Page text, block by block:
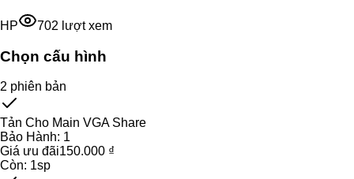
HP 702 lượt xem
Chọn cấu hình
2 phiên bản
Tản Cho Main VGA Share
Bảo Hành: 1
Giá ưu đãi150.000 ₫
Còn: 1sp